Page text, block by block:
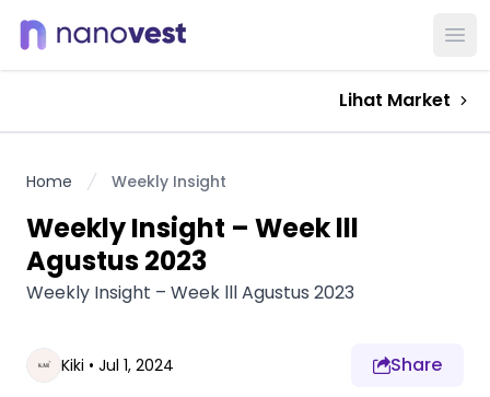
Lihat Market
Home Weekly Insight
Weekly Insight – Week lll
Agustus 2023
Weekly Insight – Week lll Agustus 2023
Kiki • Jul 1, 2024 Share